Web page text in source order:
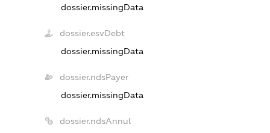
dossier.missingData
dossier.esvDebt
dossier.missingData
dossier.ndsPayer
dossier.missingData
dossier.ndsAnnul